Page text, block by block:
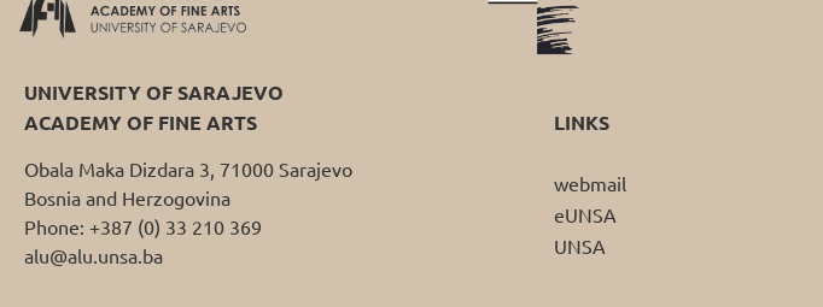
UNIVERSITY OF SARAJEVO
ACADEMY OF FINE ARTS
Obala Maka Dizdara 3, 71000 Sarajevo
Bosnia and Herzogovina
Phone: +387 (0) 33 210 369
alu@alu.unsa.ba
LINKS
webmail
eUNSA
UNSA